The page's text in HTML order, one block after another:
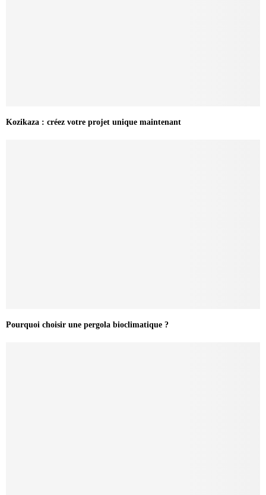
Kozikaza : créez votre projet unique maintenant
Pourquoi choisir une pergola bioclimatique ?